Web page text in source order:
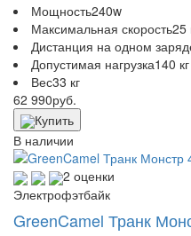
Мощность240w
Максимальная скорость25
Дистанция на одном
Допустимая нагрузка140 кг
Вес33 кг
62 990руб.
Купить
В наличии
2 оценки
Электрофэтбайк
GreenCamel Транк